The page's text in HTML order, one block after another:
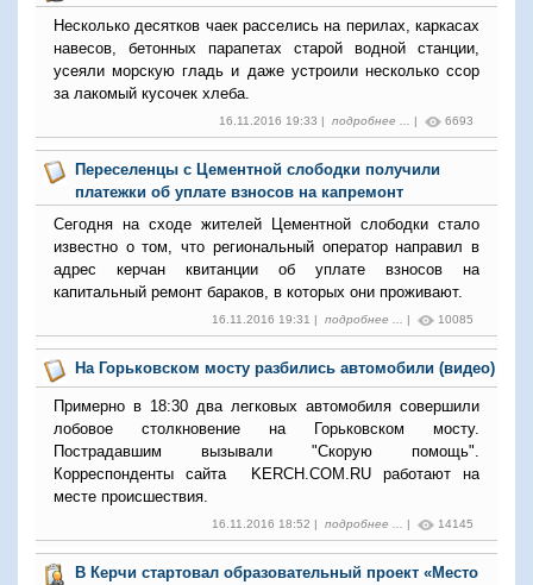
Несколько десятков чаек расселись на перилах, каркасах
навесов, бетонных парапетах старой водной станции,
усеяли морскую гладь и даже устроили несколько ссор
за лакомый кусочек хлеба.
16.11.2016 19:33 | подробнее ... | 6693
Переселенцы с Цементной слободки получили
платежки об уплате взносов на капремонт
Сегодня на сходе жителей Цементной слободки стало
известно о том, что региональный оператор направил в
адрес керчан квитанции об уплате взносов на
капитальный ремонт бараков, в которых они проживают.
16.11.2016 19:31 | подробнее ... | 10085
На Горьковском мосту разбились автомобили (видео)
Примерно в 18:30 два легковых автомобиля совершили
лобовое столкновение на Горьковском мосту.
Пострадавшим вызывали "Скорую помощь".
Корреспонденты сайта KERCH.COM.RU работают на
месте происшествия.
16.11.2016 18:52 | подробнее ... | 14145
В Керчи стартовал образовательный проект «Место